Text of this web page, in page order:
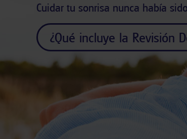
Cuidar tu sonrisa nunca había
¿Qué incluye la Revisión